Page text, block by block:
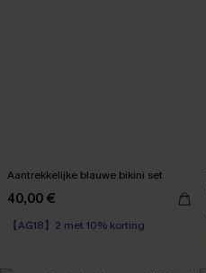
Aantrekkelijke blauwe bikini set
40,00 €
【AG18】2 met 10% korting